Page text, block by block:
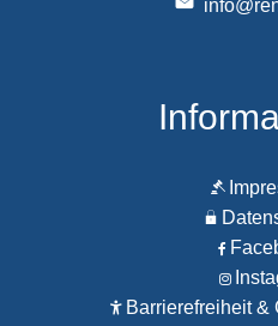
Barrierefreiheit &